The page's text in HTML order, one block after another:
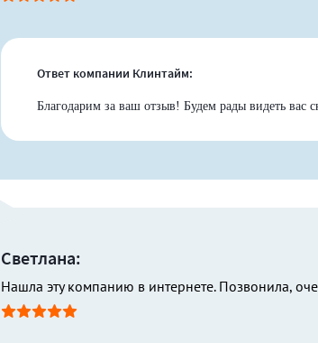
Ответ компании Клинтайм:
Благодарим за ваш отзыв! Будем рады видеть
Светлана:
Нашла эту компанию в интернете. Позвонила,